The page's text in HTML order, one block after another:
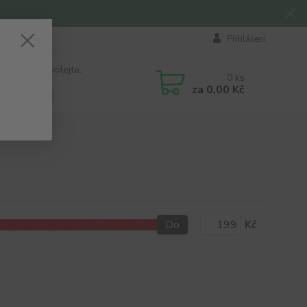
Přihlášení
si rady? Zavolejte.
0 ks
za 0,00 Kč
Do Kč